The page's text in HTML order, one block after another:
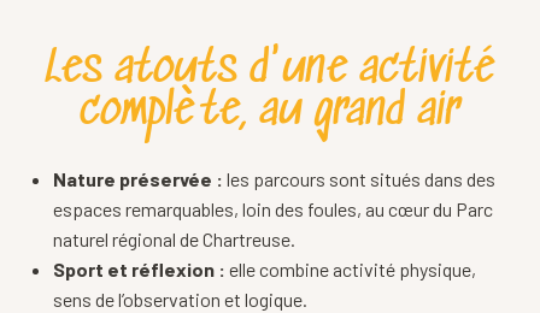
Les atouts d'une activité
complète, au grand air
Nature préservée : les parcours sont situés dans des
espaces remarquables, loin des foules, au cœur du Parc
naturel régional de Chartreuse.
Sport et réflexion : elle combine activité physique,
sens de l’observation et logique.